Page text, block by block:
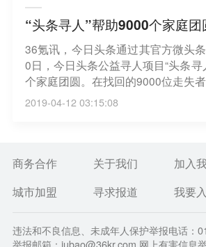
“头条寻人”帮助9000个家庭团
36氪讯，今日头条通过其官方微头
0日，今日头条公益寻人项目“头条寻
个家庭团圆。在找回的9000位走失
成年人、3430位老年人和888位未成
2019-04-12 03:15:08
商务合作 关于我们 加入
城市加盟
寻求报道 我要
违法和不良信息、未成年人保护举报电话：